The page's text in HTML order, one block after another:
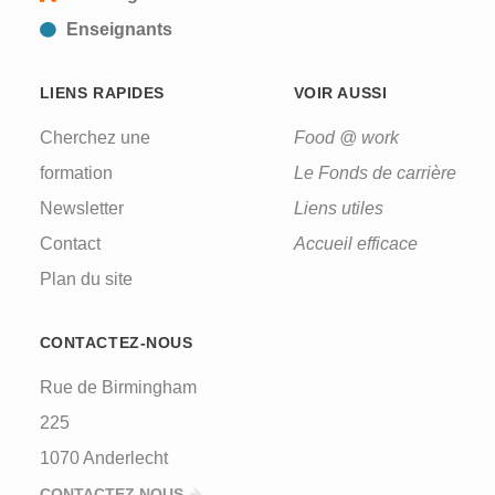
Enseignants
LIENS RAPIDES
Cherchez une
formation
Newsletter
Contact
Plan du site
VOIR AUSSI
Food @ work
Le Fonds de carrière
Liens utiles
Accueil efficace
CONTACTEZ-NOUS
Rue de Birmingham
225
1070 Anderlecht